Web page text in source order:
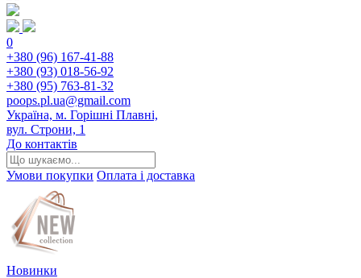
0
+380 (96) 167-41-88
+380 (93) 018-56-92
+380 (95) 763-81-32
poops.pl.ua@gmail.com
Україна, м. Горішні Плавні,
вул. Строни, 1
До контактів
Умови покупки Оплата і доставка
Новинки